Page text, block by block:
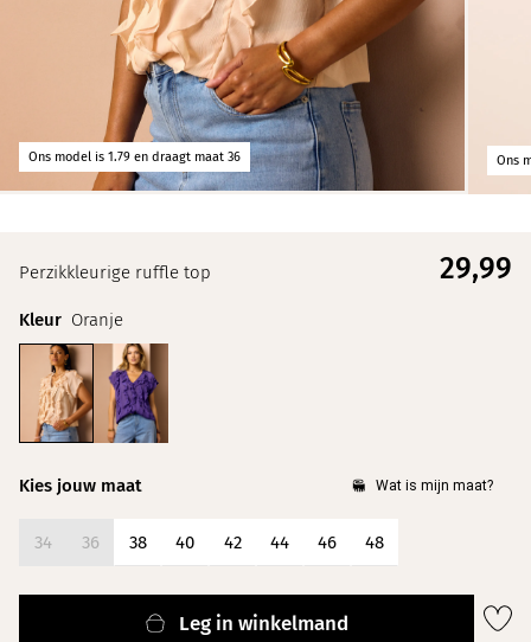
Ons model is 1.79 en draagt maat 36 Ons
Perzikkleurige ruffle top 29,99
Kleur Oranje
Kies jouw maat
34 36 38 40 42 44 46 48
Leg in winkelmand